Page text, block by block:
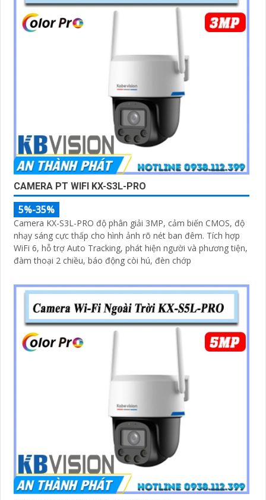
Hy vọng những câu giới thiệu trên sẽ giúp bạn thành
công trong việc tiếp cận khách hàng và tăng cơ hội bán
hàng của bạn. Nếu có bất kỳ yêu cầu hay câu hỏi nào
khác, bạn có thể chia sẻ để tôi hỗ trợ bạn tốt hơn!
CAMERA PT WIFI KX-S3L-PRO
5%-35%
Camera KX-S3L-PRO độ phân giải 3MP, cảm biến CMOS, độ
nhạy sáng cực thấp cho hình ảnh rõ nét ban đêm. Tích hợp
WiFi 6, hỗ trợ Auto Tracking, phát hiện người và phương tiện,
đàm thoại 2 chiều, báo động còi hú, đèn chớp